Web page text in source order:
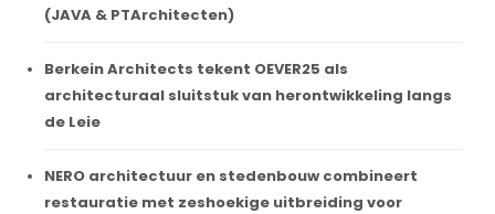
(JAVA & PTArchitecten)
Berkein Architects tekent OEVER25 als
architecturaal sluitstuk van herontwikkeling langs
de Leie
NERO architectuur en stedenbouw combineert
restauratie met zeshoekige uitbreiding voor